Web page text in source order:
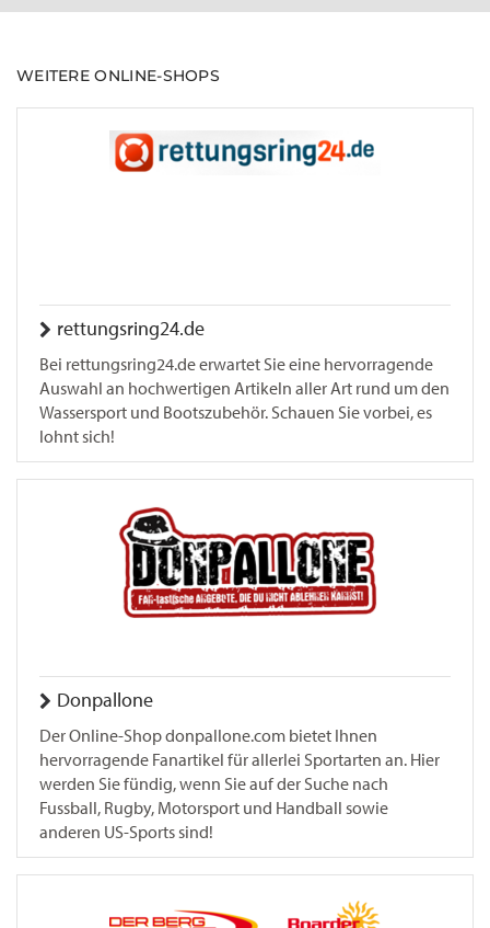
WEITERE ONLINE-SHOPS
rettungsring24.de
Bei rettungsring24.de erwartet Sie eine hervorragende
Auswahl an hochwertigen Artikeln aller Art rund um den
Wassersport und Bootszubehör. Schauen Sie vorbei, es
lohnt sich!
Donpallone
Der Online-Shop donpallone.com bietet Ihnen
hervorragende Fanartikel für allerlei Sportarten an. Hier
werden Sie fündig, wenn Sie auf der Suche nach
Fussball, Rugby, Motorsport und Handball sowie
anderen US-Sports sind!